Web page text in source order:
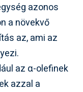
azonos
a növekvő
az, ami az
az α-olefinek
azzal a